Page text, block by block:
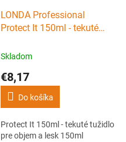
LONDA Professional
Protect It 150ml - tekuté
150ml
Skladom
€8,17
Do košíka
Protect It 150ml - tekuté tužidlo
pre objem a lesk 150ml